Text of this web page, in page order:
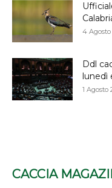
4 Agosto
Ddl
lunedì
1 Agosto
CACCIA